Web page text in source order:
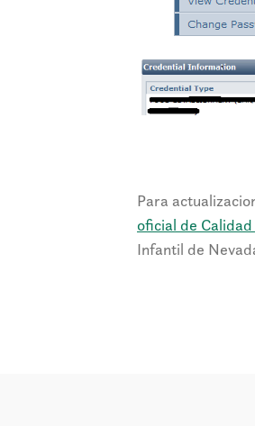
Para
oficial de
Infantil de